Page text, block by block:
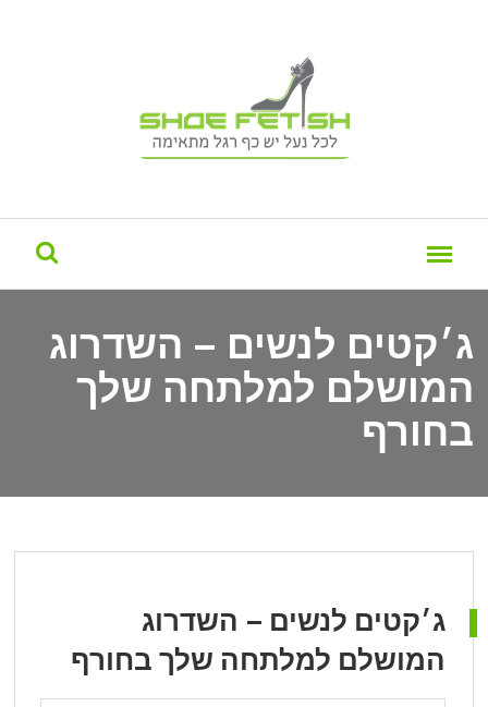
ג׳קטים לנשים – השדרוג
המושלם למלתחה שלך
בחורף
ג׳קטים לנשים – השדרוג
המושלם למלתחה שלך בחורף